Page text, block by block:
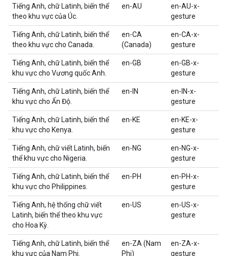
Tiếng Anh, chữ Latinh, biến thể
theo khu vực của Úc.
en-AU
en-AU-x-
gesture
Tiếng Anh, chữ Latinh, biến thể
theo khu vực cho Canada.
en-CA
(Canada)
en-CA-x-
gesture
Tiếng Anh, chữ Latinh, biến thể
khu vực cho Vương quốc Anh.
en-GB
en-GB-x-
gesture
Tiếng Anh, chữ Latinh, biến thể
khu vực cho Ấn Độ.
en-IN
en-IN-x-
gesture
Tiếng Anh, chữ Latinh, biến thể
khu vực cho Kenya.
en-KE
en-KE-x-
gesture
Tiếng Anh, chữ viết Latinh, biến
thể khu vực cho Nigeria.
en-NG
en-NG-x-
gesture
Tiếng Anh, chữ Latinh, biến thể
khu vực cho Philippines.
en-PH
en-PH-x-
gesture
Tiếng Anh, hệ thống chữ viết
Latinh, biến thể theo khu vực
cho Hoa Kỳ.
en-US
en-US-x-
gesture
Tiếng Anh, chữ Latinh, biến thể
khu vực của Nam Phi.
en-ZA (Nam
Phi)
en-ZA-x-
gesture